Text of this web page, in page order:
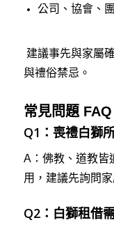
公司、協會、
建議事先與家屬
與禮俗禁忌。
常見問題 FAQ
Q1：喪禮白獅
A：佛教、道教皆
用，建議先詢問家
Q2：白獅租借